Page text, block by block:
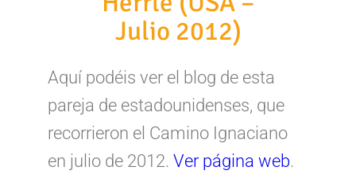
Julio 2012)
Aquí podéis ver el blog de esta
pareja de estadounidenses, que
recorrieron el Camino Ignaciano
en julio de 2012. Ver página web.